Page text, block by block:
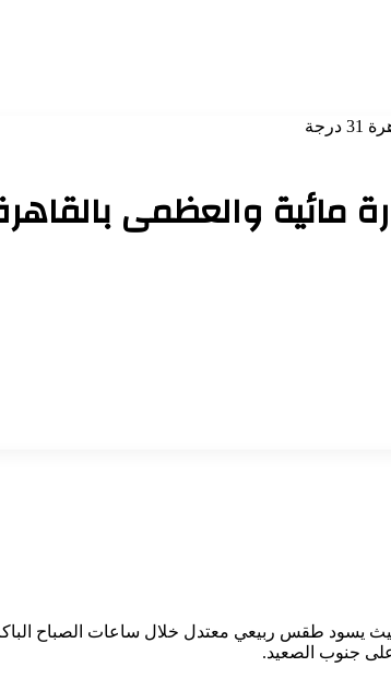
والعظمى بالقاهرة 31
العامة للأرصاد الجوية تفاصيل حالة الطقس غدًا الأحد 24 مايو 2026، حيث يسود طقس
على جنوب الصعيد.